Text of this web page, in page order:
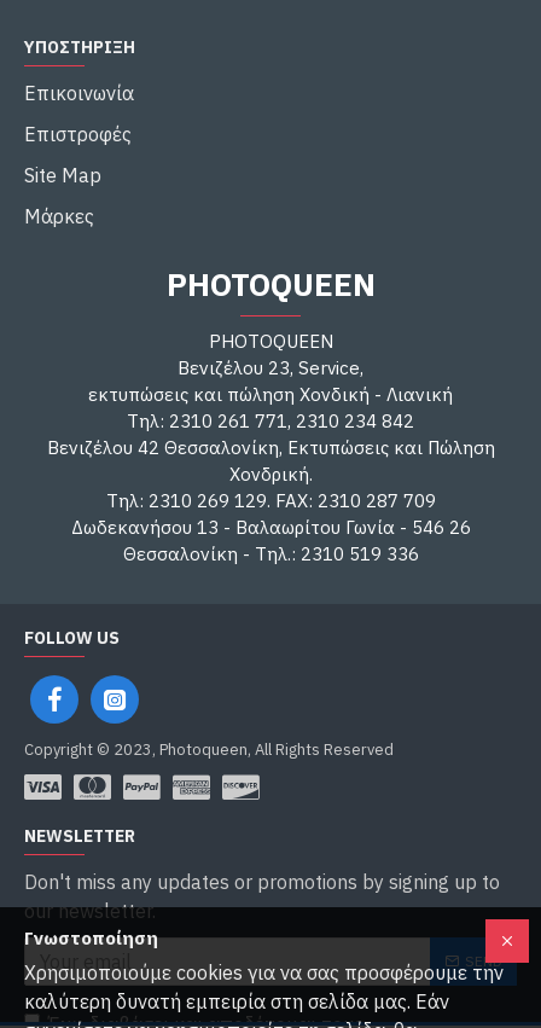
ΥΠΟΣΤΉΡΙΞΗ
Επικοινωνία
Επιστροφές
Site Map
Μάρκες
PHOTOQUEEN
PHOTOQUEEN
Βενιζέλου 23, Service,
εκτυπώσεις και πώληση Χονδική - Λιανική
Τηλ: 2310 261 771, 2310 234 842
Βενιζέλου 42 Θεσσαλονίκη, Εκτυπώσεις και Πώληση
Χονδρική.
Τηλ: 2310 269 129. FAX: 2310 287 709
Δωδεκανήσου 13 - Βαλαωρίτου Γωνία - 546 26
Θεσσαλονίκη - Τηλ.: 2310 519 336
FOLLOW US
Copyright © 2023, Photoqueen, All Rights Reserved
NEWSLETTER
Don't miss any updates or promotions by signing up to
our newsletter.
SEND
Γνωστοποίηση
Χρησιμοποιούμε cookies για να σας προσφέρουμε την
καλύτερη δυνατή εμπειρία στη σελίδα μας. Εάν